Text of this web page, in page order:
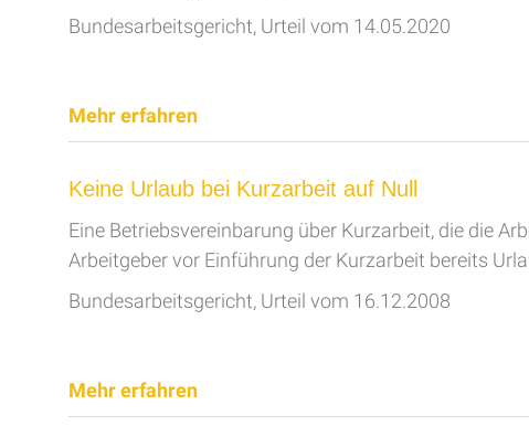
Bundesarbeitsgericht, Urteil vom 14.05.2020
Mehr erfahren
Keine Urlaub bei Kurzarbeit auf Null
Eine Betriebsvereinbarung über Kurzarbeit, die die
Arbeitgeber vor Einführung der Kurzarbeit bereits
Bundesarbeitsgericht, Urteil vom 16.12.2008
Mehr erfahren